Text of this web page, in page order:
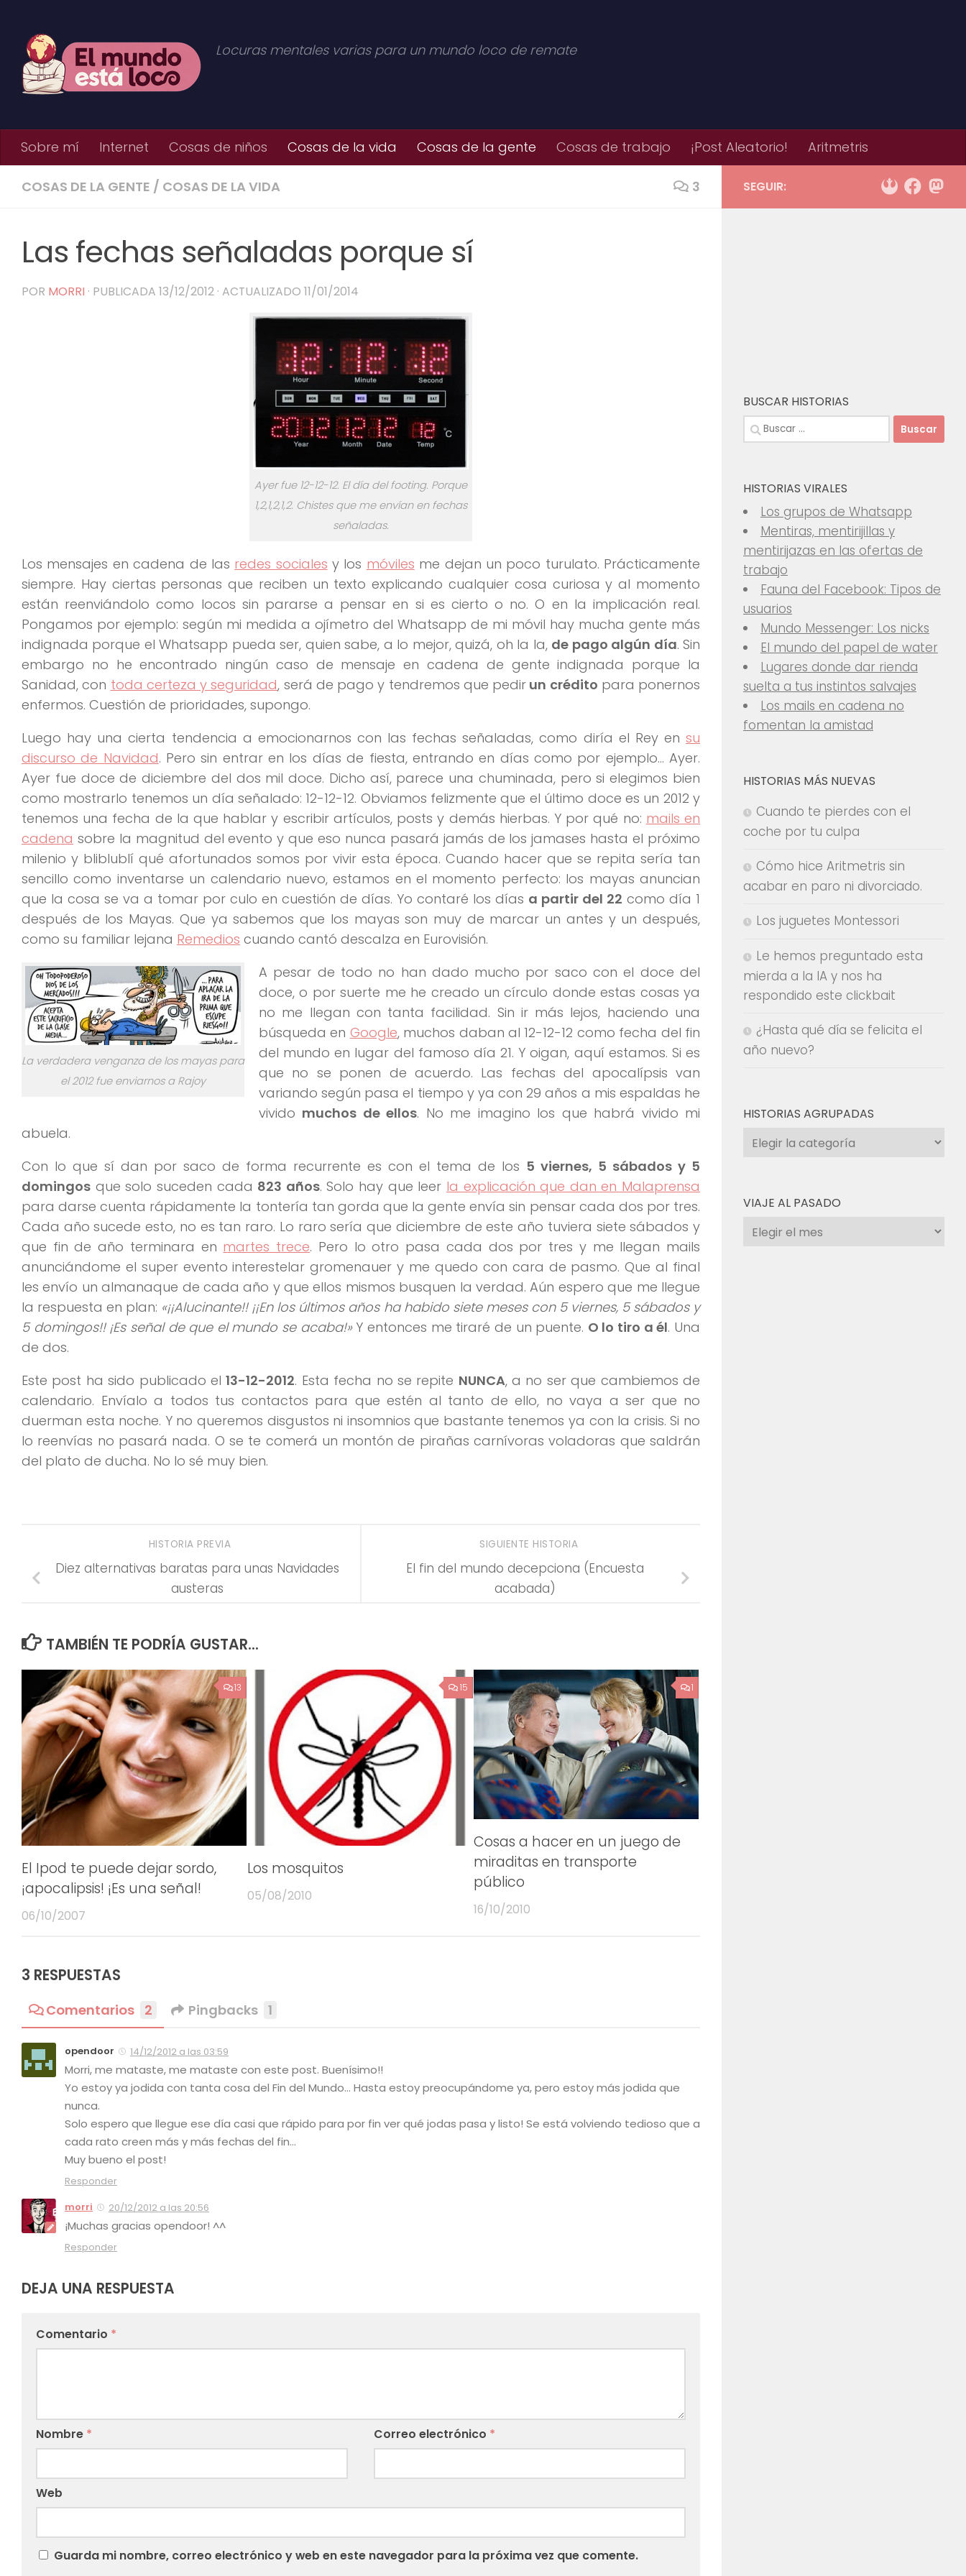
Locuras mentales varias para un mundo loco de remate
Sobre mí Internet Cosas de niños Cosas de la vida Cosas de la gente Cosas de trabajo ¡Post Aleatorio! Aritmetris
COSAS DE LA GENTE / COSAS DE LA VIDA 3
Las fechas señaladas porque sí
POR MORRI · PUBLICADA 13/12/2012 · ACTUALIZADO 11/01/2014
Ayer fue 12-12-12. El día del footing. Porque
1,2,1,2,1,2. Chistes que me envían en fechas
señaladas.
Los mensajes en cadena de las redes sociales y los móviles me dejan un poco turulato. Prácticamente
siempre. Hay ciertas personas que reciben un texto explicando cualquier cosa curiosa y al momento
están reenviándolo como locos sin pararse a pensar en si es cierto o no. O en la implicación real.
Pongamos por ejemplo: según mi medida a ojímetro del Whatsapp de mi móvil hay mucha gente más
indignada porque el Whatsapp pueda ser, quien sabe, a lo mejor, quizá, oh la la, de pago algún día. Sin
embargo no he encontrado ningún caso de mensaje en cadena de gente indignada porque la
Sanidad, con toda certeza y seguridad, será de pago y tendremos que pedir un crédito para ponernos
enfermos. Cuestión de prioridades, supongo.
Luego hay una cierta tendencia a emocionarnos con las fechas señaladas, como diría el Rey en su
discurso de Navidad. Pero sin entrar en los días de fiesta, entrando en días como por ejemplo… Ayer.
Ayer fue doce de diciembre del dos mil doce. Dicho así, parece una chuminada, pero si elegimos bien
como mostrarlo tenemos un día señalado: 12-12-12. Obviamos felizmente que el último doce es un 2012 y
tenemos una fecha de la que hablar y escribir artículos, posts y demás hierbas. Y por qué no: mails en
cadena sobre la magnitud del evento y que eso nunca pasará jamás de los jamases hasta el próximo
milenio y bliblublí qué afortunados somos por vivir esta época. Cuando hacer que se repita sería tan
sencillo como inventarse un calendario nuevo, estamos en el momento perfecto: los mayas anuncian
que la cosa se va a tomar por culo en cuestión de días. Yo contaré los días a partir del 22 como día 1
después de los Mayas. Que ya sabemos que los mayas son muy de marcar un antes y un después,
como su familiar lejana Remedios cuando cantó descalza en Eurovisión.
La verdadera venganza de los mayas para
el 2012 fue enviarnos a Rajoy
A pesar de todo no han dado mucho por saco con el doce del
doce, o por suerte me he creado un círculo donde estas cosas ya
no me llegan con tanta facilidad. Sin ir más lejos, haciendo una
búsqueda en Google, muchos daban al 12-12-12 como fecha del fin
del mundo en lugar del famoso día 21. Y oigan, aquí estamos. Si es
que no se ponen de acuerdo. Las fechas del apocalípsis van
variando según pasa el tiempo y ya con 29 años a mis espaldas he
vivido muchos de ellos. No me imagino los que habrá vivido mi
abuela.
Con lo que sí dan por saco de forma recurrente es con el tema de los 5 viernes, 5 sábados y 5
domingos que solo suceden cada 823 años. Solo hay que leer la explicación que dan en Malaprensa
para darse cuenta rápidamente la tontería tan gorda que la gente envía sin pensar cada dos por tres.
Cada año sucede esto, no es tan raro. Lo raro sería que diciembre de este año tuviera siete sábados y
que fin de año terminara en martes trece. Pero lo otro pasa cada dos por tres y me llegan mails
anunciándome el super evento interestelar gromenauer y me quedo con cara de pasmo. Que al final
les envío un almanaque de cada año y que ellos mismos busquen la verdad. Aún espero que me llegue
la respuesta en plan: «¡¡Alucinante!! ¡¡En los últimos años ha habido siete meses con 5 viernes, 5 sábados y
5 domingos!! ¡Es señal de que el mundo se acaba!»Y entonces me tiraré de un puente. O lo tiro a él. Una
de dos.
Este post ha sido publicado el13-12-2012. Esta fecha no se repite NUNCA, a no ser que cambiemos de
calendario. Envíalo a todos tus contactos para que estén al tanto de ello, no vaya a ser que no
duerman esta noche. Y no queremos disgustos ni insomnios que bastante tenemos ya con la crisis. Si no
lo reenvías no pasará nada. O se te comerá un montón de pirañas carnívoras voladoras que saldrán
del plato de ducha. No lo sé muy bien.
SIGUIENTE HISTORIA
El fin del mundo decepciona (Encuesta
acabada)
HISTORIA PREVIA
Diez alternativas baratas para unas Navidades
austeras
TAMBIÉN TE PODRÍA GUSTAR...
13
El Ipod te puede dejar sordo,
¡apocalipsis! ¡Es una señal!
06/10/2007
15
Los mosquitos
05/08/2010
1
Cosas a hacer en un juego de
miraditas en transporte
público
16/10/2010
3 RESPUESTAS
Comentarios 2 Pingbacks 1
opendoor 14/12/2012 a las 03:59
Morri, me mataste, me mataste con este post. Buenísimo!!
Yo estoy ya jodida con tanta cosa del Fin del Mundo… Hasta estoy preocupándome ya, pero estoy más jodida que
nunca.
Solo espero que llegue ese día casi que rápido para por fin ver qué jodas pasa y listo! Se está volviendo tedioso que a
cada rato creen más y más fechas del fin…
Muy bueno el post!
Responder
morri
20/12/2012 a las 20:56
¡Muchas gracias opendoor! ^^
Responder
DEJA UNA RESPUESTA
Comentario *
Nombre * Correo electrónico *
Web
Guarda mi nombre, correo electrónico y web en este navegador para la próxima vez que comente.
SEGUIR:
BUSCAR HISTORIAS
Buscar:
HISTORIAS VIRALES
Los grupos de Whatsapp
Mentiras, mentirijillas y
mentirijazas en las ofertas de
trabajo
Fauna del Facebook: Tipos de
usuarios
Mundo Messenger: Los nicks
El mundo del papel de water
Lugares donde dar rienda
suelta a tus instintos salvajes
Los mails en cadena no
fomentan la amistad
HISTORIAS MÁS NUEVAS
Cuando te pierdes con el
coche por tu culpa
Cómo hice Aritmetris sin
acabar en paro ni divorciado.
Los juguetes Montessori
Le hemos preguntado esta
mierda a la IA y nos ha
respondido este clickbait
¿Hasta qué día se felicita el
año nuevo?
HISTORIAS AGRUPADAS
Historias
agrupadas
VIAJE AL PASADO
Viaje